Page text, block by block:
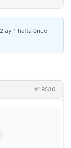
2 ay 1 hafta önce
#19536